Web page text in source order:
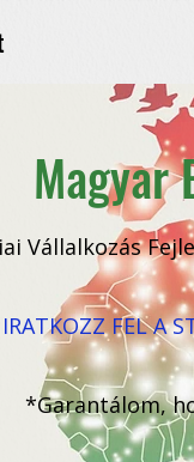
Magyar
Vállalkozás
IRATKOZZ FEL A
*Garantálom,